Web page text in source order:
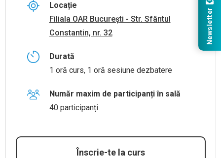
Locație
Filiala OAR București - Str. Sfântul
Constantin, nr. 32
Durată
1 oră curs, 1 oră sesiune dezbatere
Număr maxim de participanți în sală
40 participanți
Înscrie-te la curs
Newsletter